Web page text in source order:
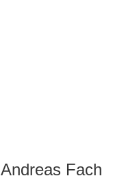
Andreas Fach